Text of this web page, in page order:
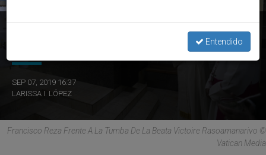
SEP 07, 2019 16:37
LARISSA I. LÓPEZ
Francisco Reza Frente A La Tumba De La Beata Victoire Rasoamanarivo ©
Vatican Media
Entendido